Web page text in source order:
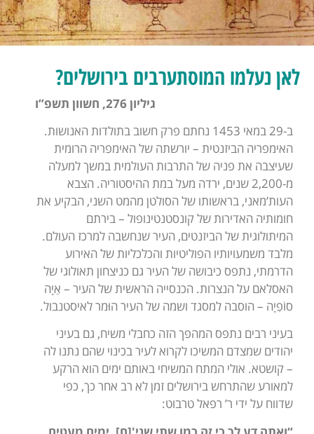
לאן נעלמו המוסתערבים בירושלים?
גיליון 276, חשוון תשפ”ו
ב-29 במאי 1453 נחתם פרק חשוב בתולדות האנושות.
האימפריה הביזנטית – יורשתה של האימפריה הרומית
שעיצבה את פניה של התרבות העולמית במשך למעלה
מ-2,200 שנים, ירדה מעל במת ההיסטוריה. הצבא
העות’מאני, בראשותו של הסולטן מהמט השני, הבקיע את
חומותיה האדירות של קונסטנטינופול – בירתם
המיתולוגית של הביזנטים, העיר שנחשבה למרכז העולם.
מלבד משמעויותיו הפוליטיות והכלכליות של האירוע
הדרמתי, נתפס כיבושה של העיר גם כניצחון תאולוגי של
האסלאם על הנצרות. הכנסייה הראשית של העיר – אַיָה
סוֹפִיָה – הוסבה למסגד ושמה של העיר הוּמר לאיסטנבול.
בעיני רבים נתפס המהפך הזה כחבלי משיח, גם בעיני
יהודים שמצדם המשיכו לקרוא לעיר בכינוי שהם נתנו לה
– קושטא. אולי המתח המשיחי באותם ימים הוא הרקע
למאורע שהתרחש בירושלים זמן לא רב אחר כך, כפי
שדווח על ידי ר’ רפאל טרבוט: